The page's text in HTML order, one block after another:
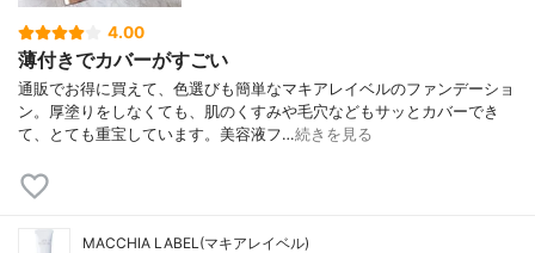
4.00
薄付きでカバーがすごい
通販でお得に買えて、色選びも簡単なマキアレイベルのファンデーショ
ン。厚塗りをしなくても、肌のくすみや毛穴などもサッとカバーでき
て、とても重宝しています。美容液フ…続きを見る
MACCHIA LABEL(マキアレイベル)